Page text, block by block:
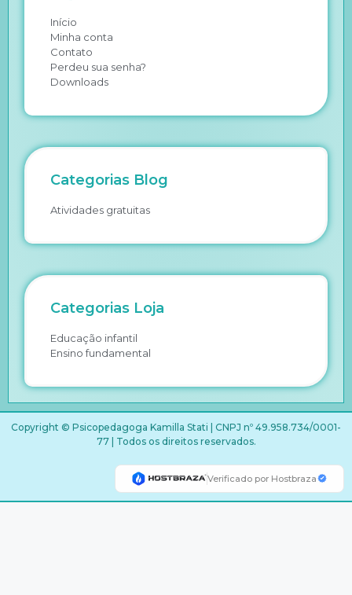
Início
Minha conta
Contato
Perdeu sua senha?
Downloads
Categorias Blog
Atividades gratuitas
Categorias Loja
Educação infantil
Ensino fundamental
Copyright © Psicopedagoga Kamilla Stati | CNPJ nº 49.958.734/0001-
77 | Todos os direitos reservados.